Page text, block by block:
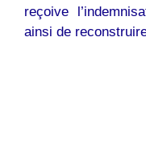
reçoive
ainsi de